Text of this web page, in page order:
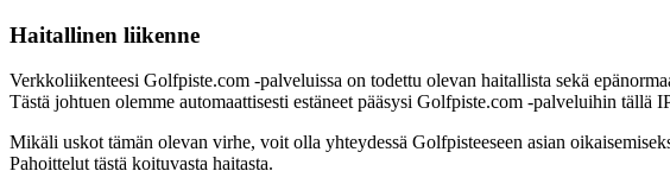
Haitallinen liikenne
Verkkoliikenteesi Golfpiste.com -palveluissa on todettu olevan haitallista sekä
Tästä johtuen olemme automaattisesti estäneet pääsysi Golfpiste.com -palveluihin tällä
Mikäli uskot tämän olevan virhe, voit olla yhteydessä Golfpisteeseen asian
Pahoittelut tästä koituvasta haitasta.